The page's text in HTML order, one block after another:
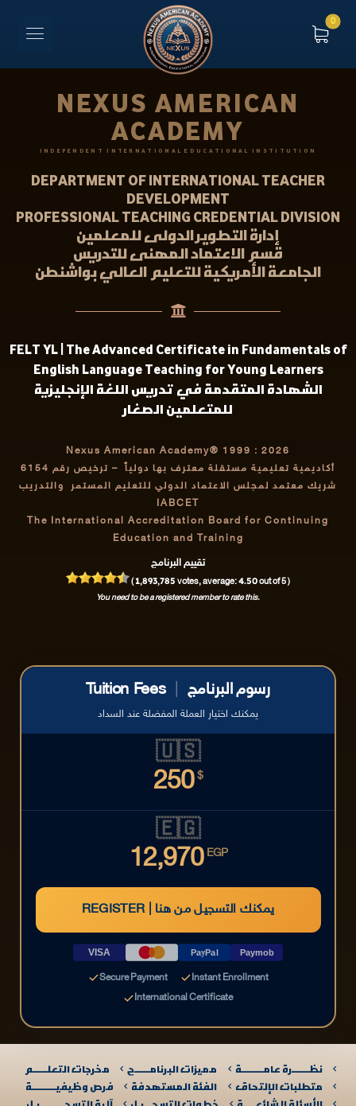
NEXUS AMERICAN
ACADEMY
INDEPENDENT INTERNATIONAL EDUCATIONAL INSTITUTION
DEPARTMENT OF INTERNATIONAL TEACHER
DEVELOPMENT
PROFESSIONAL TEACHING CREDENTIAL DIVISION
إدارة التطوير الدولى للمعلمين
قسم الاعتماد المهنى للتدريس
الجامعة الأمريكية للتعليم العالي بواشنطن
FELT YL | The Advanced Certificate in Fundamentals of
English Language Teaching for Young Learners
الشهادة المتقدمة في تدريس اللغة الإنجليزية
للمتعلمين الصغار
Nexus American Academy® 1999 : 2026
أكاديمية تعليمية مستقلة معترف بها دولياً
– ترخيص رقم 6154
شريك معتمد لمجلس الاعتماد الدولي للتعليم المستمر والتدريب
IABCET
The International Accreditation Board for Continuing
Education and Training
تقييم البرنامج
(1,893,785 votes, average:4.50out of 5 )
You need to be a registered member to rate this.
Tuition Fees رسوم البرنامج
يمكنك اختيار العملة المفضلة عند السداد
🇺🇸
250 $
🇪🇬
12,970 EGP
REGISTER | يمكنك التسجيل من هنا
VISA PayPal Paymob
Secure Payment
Instant Enrollment
International Certificate
نظـــــــرة عامـــــــــة مميزات البرنامــــــج
مخرجات التعلــــــم
متطلبات الإلتحاق
الفئة المستهدفة
فرص وظيفيــــــــــة